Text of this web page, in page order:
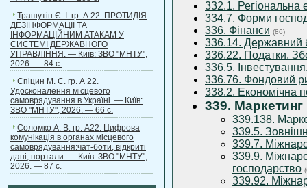
Трашутін Є. І. гр. А 22. ПРОТИДІЯ
ДЕЗІНФОРМАЦІЇ ТА
ІНФОРМАЦІЙНИМ АТАКАМ У
СИСТЕМІ ДЕРЖАВНОГО
УПРАВЛІННЯ. — Київ: ЗВО "МНТУ",
2026. — 84 с.
Спіцин М. С. гр. А 22.
Удосконалення місцевого
самоврядування в Україні. — Київ:
ЗВО "МНТУ", 2026. — 66 с.
Соломко А. В. гр. А22. Цифрова
комунікація в органах місцевого
самоврядування:чат-боти, відкриті
дані, портали. — Київ: ЗВО "МНТУ",
2026. — 87 с.
332.1. Регіональна
334.7. Форми
336. Фінанси (86)
336.14. Державний
336.22. Податки.
336.5.
336.76. Фондовий
338.2. Економічна
339. Маркетинг
339.138.
339.5.
339.7.
339.9.
господарство
339.92.